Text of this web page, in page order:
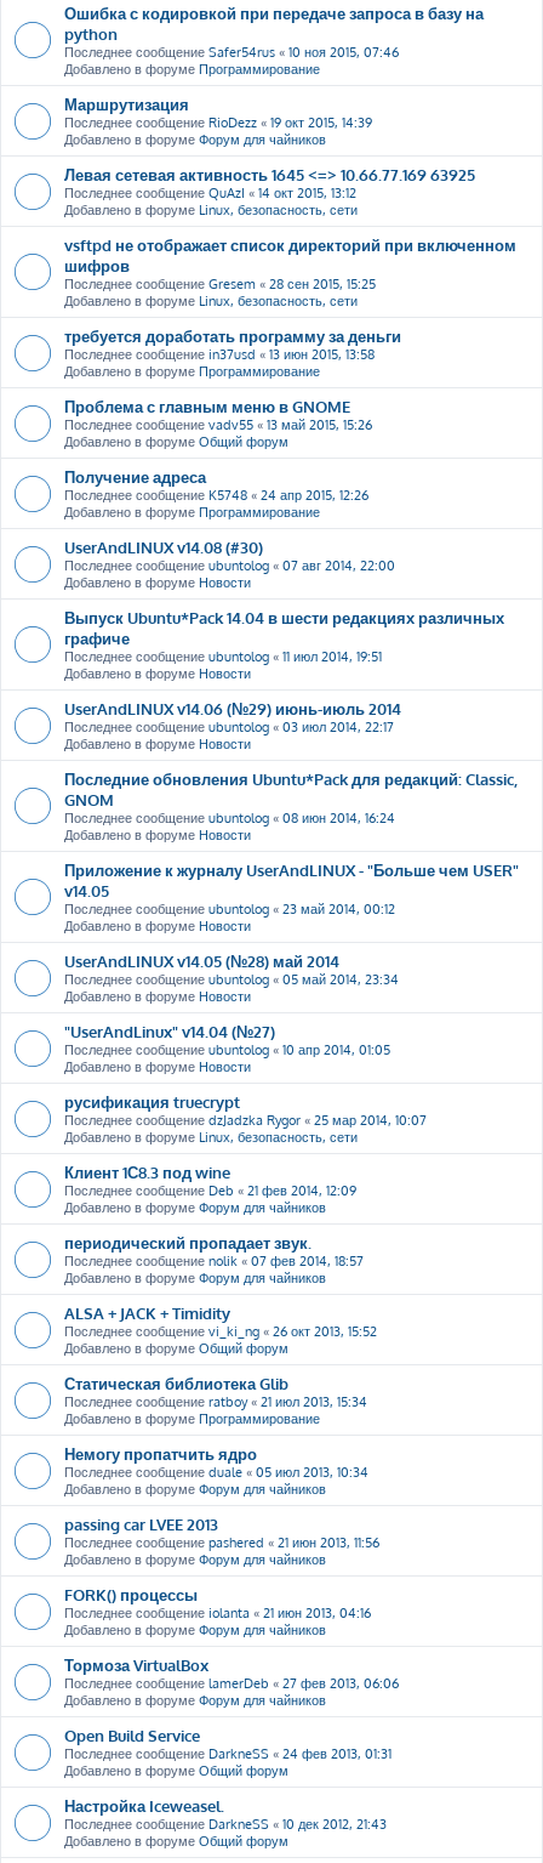
Ошибка с кодировкой при передаче запроса в базу на
python
Последнее сообщение Safer54rus « 10 ноя 2015, 07:46
Добавлено в форуме Программирование
Маршрутизация
Последнее сообщение RioDezz « 19 окт 2015, 14:39
Добавлено в форуме Форум для чайников
Левая сетевая активность 1645 <=> 10.66.77.169 63925
Последнее сообщение QuAzI « 14 окт 2015, 13:12
Добавлено в форуме Linux, безопасность, сети
vsftpd не отображает список директорий при включенном
шифров
Последнее сообщение Gresem « 28 сен 2015, 15:25
Добавлено в форуме Linux, безопасность, сети
требуется доработать программу за деньги
Последнее сообщение in37usd « 13 июн 2015, 13:58
Добавлено в форуме Программирование
Проблема с главным меню в GNOME
Последнее сообщение vadv55 « 13 май 2015, 15:26
Добавлено в форуме Общий форум
Получение адреса
Последнее сообщение K5748 « 24 апр 2015, 12:26
Добавлено в форуме Программирование
UserAndLINUX v14.08 (#30)
Последнее сообщение ubuntolog « 07 авг 2014, 22:00
Добавлено в форуме Новости
Выпуск Ubuntu*Pack 14.04 в шести редакциях различных
графиче
Последнее сообщение ubuntolog « 11 июл 2014, 19:51
Добавлено в форуме Новости
UserAndLINUX v14.06 (№29) июнь-июль 2014
Последнее сообщение ubuntolog « 03 июл 2014, 22:17
Добавлено в форуме Новости
Последние обновления Ubuntu*Pack для редакций: Classic,
GNOM
Последнее сообщение ubuntolog « 08 июн 2014, 16:24
Добавлено в форуме Новости
Приложение к журналу UserAndLINUX - "Больше чем USER"
v14.05
Последнее сообщение ubuntolog « 23 май 2014, 00:12
Добавлено в форуме Новости
UserAndLINUX v14.05 (№28) май 2014
Последнее сообщение ubuntolog « 05 май 2014, 23:34
Добавлено в форуме Новости
"UserAndLinux" v14.04 (№27)
Последнее сообщение ubuntolog « 10 апр 2014, 01:05
Добавлено в форуме Новости
русификация truecrypt
Последнее сообщение dzJadzka Rygor « 25 мар 2014, 10:07
Добавлено в форуме Linux, безопасность, сети
Клиент 1С8.3 под wine
Последнее сообщение Deb « 21 фев 2014, 12:09
Добавлено в форуме Форум для чайников
периодический пропадает звук.
Последнее сообщение nolik « 07 фев 2014, 18:57
Добавлено в форуме Форум для чайников
ALSA + JACK + Timidity
Последнее сообщение vi_ki_ng « 26 окт 2013, 15:52
Добавлено в форуме Общий форум
Статическая библиотека Glib
Последнее сообщение ratboy« 21 июл 2013, 15:34
Добавлено в форуме Программирование
Немогу пропатчить ядро
Последнее сообщение duale « 05 июл 2013, 10:34
Добавлено в форуме Форум для чайников
passing car LVEE 2013
Последнее сообщение pashered « 21 июн 2013, 11:56
Добавлено в форуме Форум для чайников
FORK() процессы
Последнее сообщение iolanta « 21 июн 2013, 04:16
Добавлено в форуме Форум для чайников
Тормоза VirtualBox
Последнее сообщение lamerDeb « 27 фев 2013, 06:06
Добавлено в форуме Форум для чайников
Open Build Service
Последнее сообщение DarkneSS « 24 фев 2013, 01:31
Добавлено в форуме Общий форум
Настройка Iceweasel.
Последнее сообщение DarkneSS « 10 дек 2012, 21:43
Добавлено в форуме Общий форум